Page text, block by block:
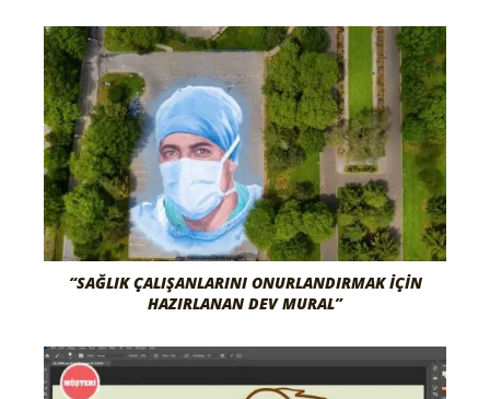
“SAĞLIK ÇALIŞANLARINI ONURLANDIRMAK İÇIN
HAZIRLANAN DEV MURAL”